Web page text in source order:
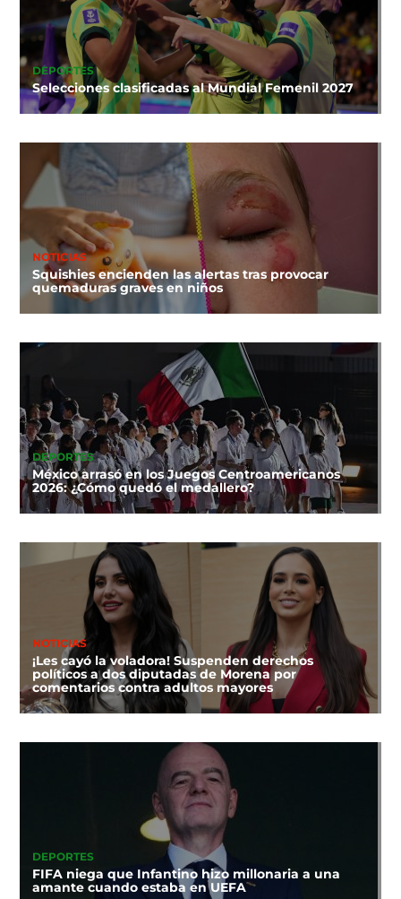
DEPORTES
Selecciones clasificadas al Mundial Femenil 2027
NOTICIAS
Squishies encienden las alertas tras provocar
quemaduras graves en niños
DEPORTES
México arrasó en los Juegos Centroamericanos
2026: ¿Cómo quedó el medallero?
NOTICIAS
¡Les cayó la voladora! Suspenden derechos
políticos a dos diputadas de Morena por
comentarios contra adultos mayores
DEPORTES
FIFA niega que Infantino hizo millonaria a una
amante cuando estaba en UEFA